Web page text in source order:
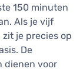
150 minuten
Als je vijf
je precies op
De
dienen voor